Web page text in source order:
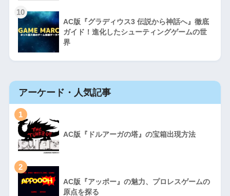
10
AC版『グラディウス3 伝説から神話へ』徹底
ガイド！進化したシューティングゲームの世
界
アーケード・人気記事
1
AC版『ドルアーガの塔』の宝箱出現方法
2
AC版『アッポー』の魅力、プロレスゲームの
原点を探る